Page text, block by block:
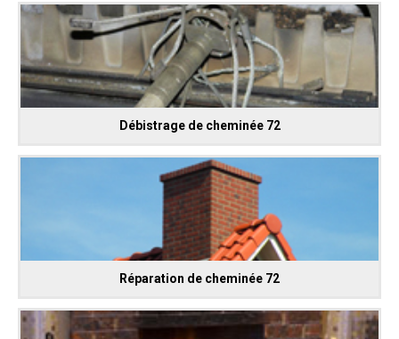
Débistrage de cheminée 72
Réparation de cheminée 72